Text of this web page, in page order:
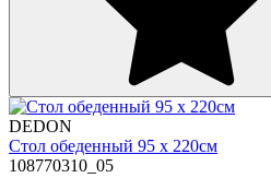
DEDON
Стол обеденный 95 х 220см
108770310_05